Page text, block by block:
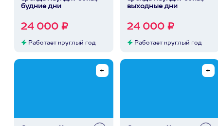
будние дни
24 000 ₽
Работает круглый год
выходные дни
24 000 ₽
Работает круглый год